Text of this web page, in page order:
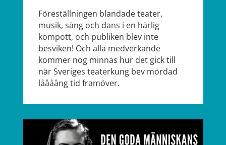
Föreställningen blandade teater,
musik, sång och dans i en härlig
kompott, och publiken blev inte
besviken! Och alla medverkande
kommer nog minnas hur det gick till
när Sveriges teaterkung bev mördad
låååång tid framöver.